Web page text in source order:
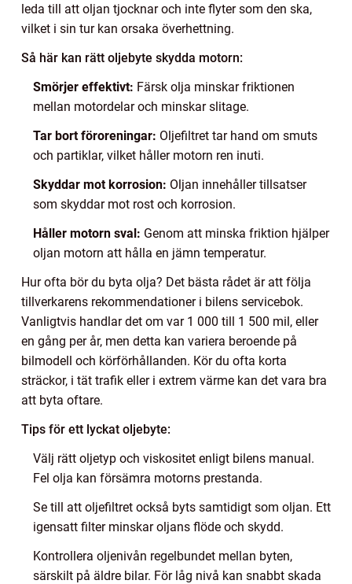
leda till att oljan tjocknar och inte flyter som den ska,
vilket i sin tur kan orsaka överhettning.
Så här kan rätt oljebyte skydda motorn:
Smörjer effektivt: Färsk olja minskar friktionen
mellan motordelar och minskar slitage.
Tar bort föroreningar: Oljefiltret tar hand om smuts
och partiklar, vilket håller motorn ren inuti.
Skyddar mot korrosion: Oljan innehåller tillsatser
som skyddar mot rost och korrosion.
Håller motorn sval: Genom att minska friktion hjälper
oljan motorn att hålla en jämn temperatur.
Hur ofta bör du byta olja? Det bästa rådet är att följa
tillverkarens rekommendationer i bilens servicebok.
Vanligtvis handlar det om var 1 000 till 1 500 mil, eller
en gång per år, men detta kan variera beroende på
bilmodell och körförhållanden. Kör du ofta korta
sträckor, i tät trafik eller i extrem värme kan det vara bra
att byta oftare.
Tips för ett lyckat oljebyte:
Välj rätt oljetyp och viskositet enligt bilens manual.
Fel olja kan försämra motorns prestanda.
Se till att oljefiltret också byts samtidigt som oljan. Ett
igensatt filter minskar oljans flöde och skydd.
Kontrollera oljenivån regelbundet mellan byten,
särskilt på äldre bilar. För låg nivå kan snabbt skada